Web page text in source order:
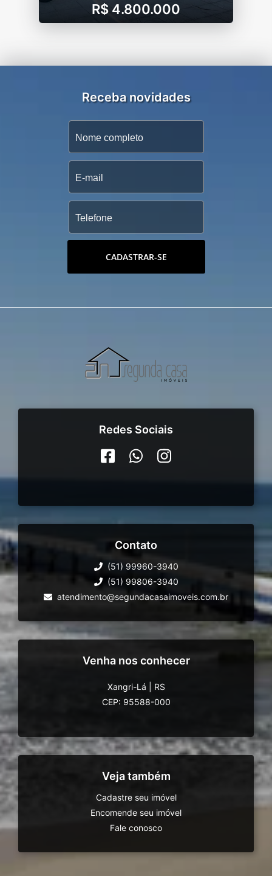
R$ 4.800.000
Receba novidades
CADASTRAR-SE
Redes Sociais
Contato
(51) 99960-3940
(51) 99806-3940
atendimento@segundacasaimoveis.com.br
Venha nos conhecer
Xangri-Lá
RS
CEP: 95588-000
Veja também
Cadastre seu imóvel
Encomende seu imóvel
Fale conosco